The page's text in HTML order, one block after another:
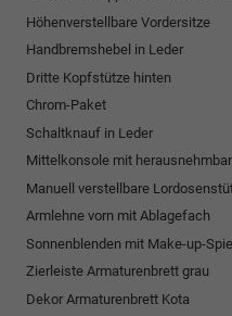
Höhenverstellbare Vordersitze
Handbremshebel in Leder
Dritte Kopfstütze hinten
Chrom-Paket
Schaltknauf in Leder
Mittelkonsole mit
Manuell verstellbare
Armlehne vorn mit Ablagefach
Sonnenblenden mit Make-up-
Zierleiste Armaturenbrett grau
Dekor Armaturenbrett Kota